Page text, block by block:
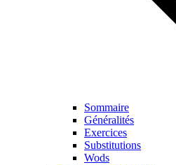
Sommaire
Généralités
Exercices
Substitutions
Wods